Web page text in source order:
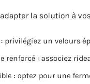
la solution à
privilégiez un velours
renforcé : associez
: optez pour une